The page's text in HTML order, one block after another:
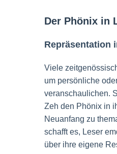
Der Phönix in
Repräsentation
Viele
um persönliche
veranschaulichen.
Zeh den Phönix in
Neuanfang zu
schafft es, Leser
über ihre eigene